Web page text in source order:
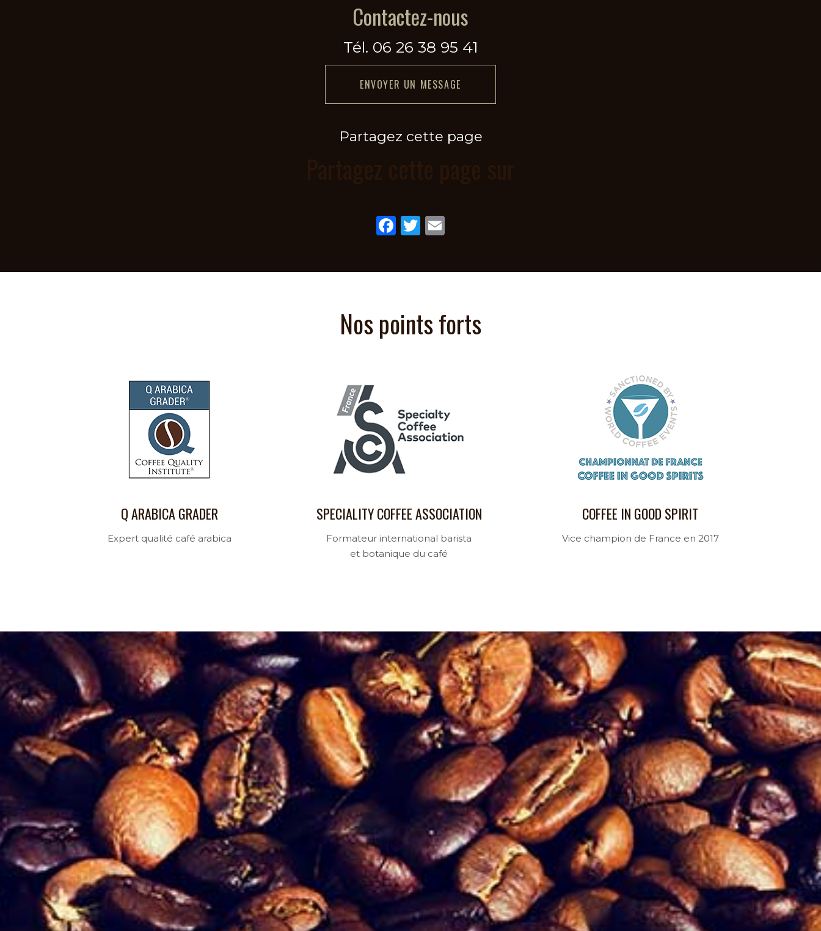
Contactez-nous
Tél. 06 26 38 95 41
ENVOYER UN MESSAGE
Partagez cette page
Facebook
Twitter
Nos points forts
Q ARABICA GRADER
Expert qualité café arabica
SPECIALITY COFFEE ASSOCIATION
Formateur international barista
et botanique du café
COFFEE IN GOOD SPIRIT
Vice champion de France en 2017